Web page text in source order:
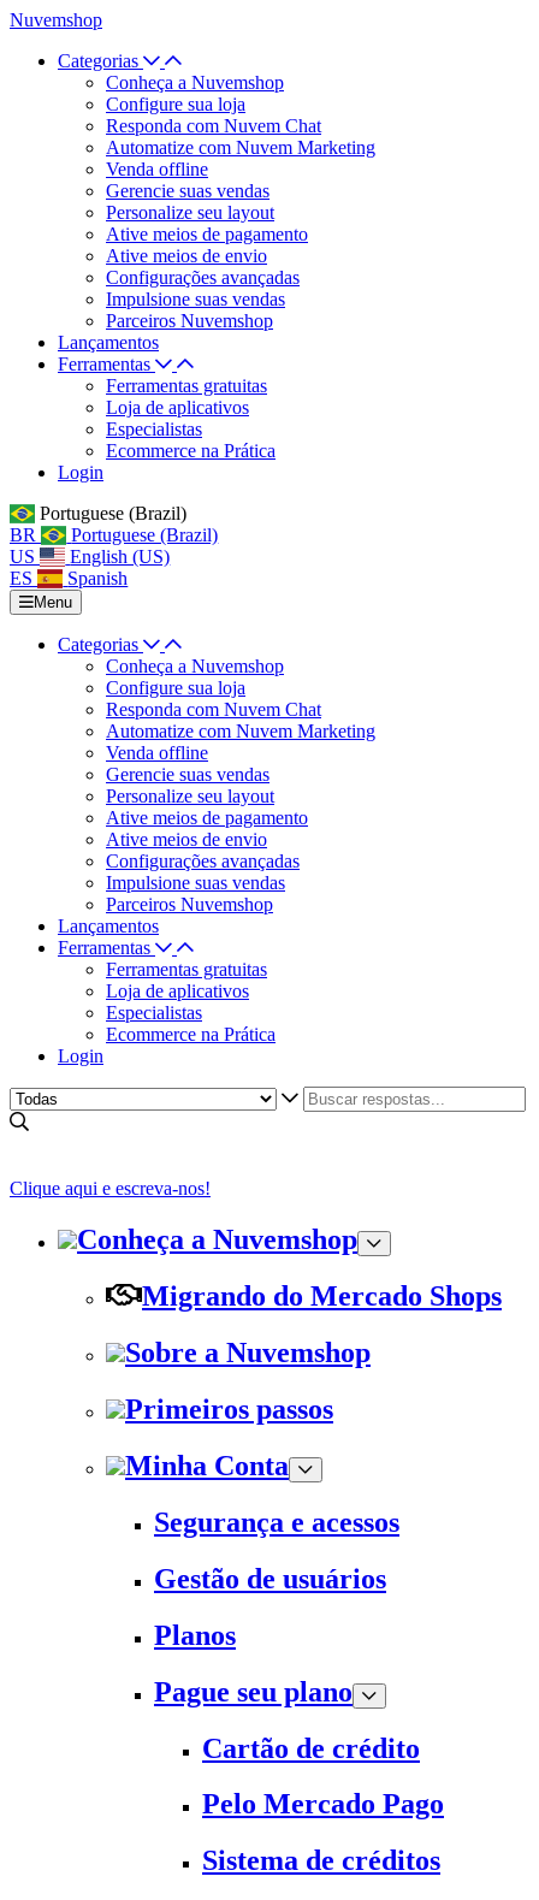
Nuvemshop
Categorias
Conheça a Nuvemshop
Configure sua loja
Responda com Nuvem Chat
Automatize com Nuvem Marketing
Venda offline
Gerencie suas vendas
Personalize seu layout
Ative meios de pagamento
Ative meios de envio
Configurações avançadas
Impulsione suas vendas
Parceiros Nuvemshop
Lançamentos
Ferramentas
Ferramentas gratuitas
Loja de aplicativos
Especialistas
Ecommerce na Prática
Login
Portuguese (Brazil)
BR
Portuguese (Brazil)
US
English (US)
ES
Spanish
Menu
Categorias
Conheça a Nuvemshop
Configure sua loja
Responda com Nuvem Chat
Automatize com Nuvem Marketing
Venda offline
Gerencie suas vendas
Personalize seu layout
Ative meios de pagamento
Ative meios de envio
Configurações avançadas
Impulsione suas vendas
Parceiros Nuvemshop
Lançamentos
Ferramentas
Ferramentas gratuitas
Loja de aplicativos
Especialistas
Ecommerce na Prática
Login
Clique aqui e escreva-nos!
Conheça a Nuvemshop
Migrando do Mercado Shops
Sobre a Nuvemshop
Primeiros passos
Minha Conta
Segurança e acessos
Gestão de usuários
Planos
Pague seu plano
Cartão de crédito
Pelo Mercado Pago
Sistema de créditos